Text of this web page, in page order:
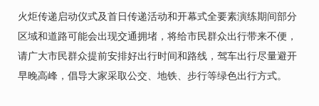
火炬传递启动仪式及首日传递活动和开幕式全要素演练期间部分
区域和道路可能会出现交通拥堵，将给市民群众出行带来不便，
请广大市民群众提前安排好出行时间和路线，驾车出行尽量避开
早晚高峰，倡导大家采取公交、地铁、步行等绿色出行方式。